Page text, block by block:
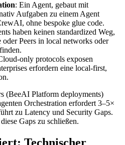
: Ein Agent, gebaut mit
Aufgaben zu einem Agent
ohne bespoke glue code.
haben keinen standardized Weg,
Peers in local networks oder
only protocols exposen
erfordern eine local-first,
(BeeAI Platform deployments)
Orchestration erfordert 3–5×
zu Latency und Security Gaps.
Gaps zu schließen.